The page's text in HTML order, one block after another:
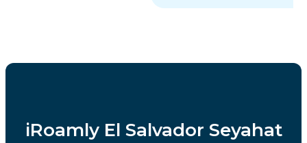
iRoamly El Salvador Seyahat